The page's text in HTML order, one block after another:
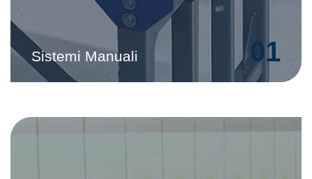
Sistemi Manuali 01